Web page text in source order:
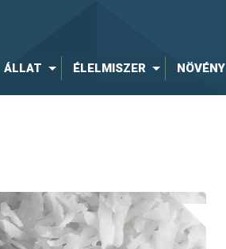
ÁLLAT ÉLELMISZER NÖVÉNY